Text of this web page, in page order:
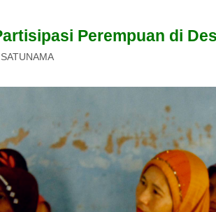
Perempuan di
SATUNAMA